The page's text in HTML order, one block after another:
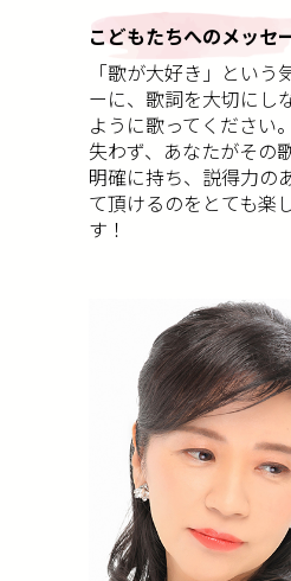
こどもたちへのメッセ
「歌が大好き」という
ーに、歌詞を大切にし
ように歌ってください
失わず、あなたがその
明確に持ち、説得力の
て頂けるのをとても楽
す！